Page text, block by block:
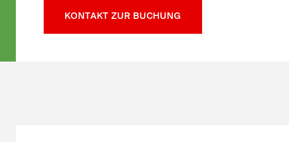
KONTAKT ZUR BUCHUNG